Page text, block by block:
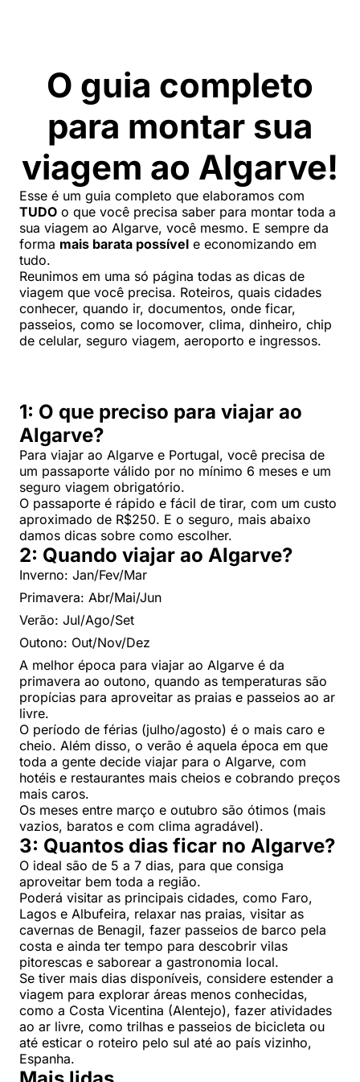
O guia completo
para montar sua
viagem ao Algarve!
Esse é um guia completo que elaboramos com
TUDO o que você precisa saber para montar toda a
sua viagem ao Algarve, você mesmo. E sempre da
forma mais barata possível e economizando em
tudo.
Reunimos em uma só página todas as dicas de
viagem que você precisa. Roteiros, quais cidades
conhecer, quando ir, documentos, onde ficar,
passeios, como se locomover, clima, dinheiro, chip
de celular, seguro viagem, aeroporto e ingressos.
1: O que preciso para viajar ao
Algarve?
Para viajar ao Algarve e Portugal, você precisa de
um passaporte válido por no mínimo 6 meses e um
seguro viagem obrigatório.
O passaporte é rápido e fácil de tirar, com um custo
aproximado de R$250. E o seguro, mais abaixo
damos dicas sobre como escolher.
2: Quando viajar ao Algarve?
Inverno: Jan/Fev/Mar
Primavera: Abr/Mai/Jun
Verão: Jul/Ago/Set
Outono: Out/Nov/Dez
A melhor época para viajar ao Algarve é da
primavera ao outono, quando as temperaturas são
propícias para aproveitar as praias e passeios ao ar
livre.
O período de férias (julho/agosto) é o mais caro e
cheio. Além disso, o verão é aquela época em que
toda a gente decide viajar para o Algarve, com
hotéis e restaurantes mais cheios e cobrando preços
mais caros.
Os meses entre março e outubro são ótimos (mais
vazios, baratos e com clima agradável).
3: Quantos dias ficar no Algarve?
O ideal são de 5 a 7 dias, para que consiga
aproveitar bem toda a região.
Poderá visitar as principais cidades, como Faro,
Lagos e Albufeira, relaxar nas praias, visitar as
cavernas de Benagil, fazer passeios de barco pela
costa e ainda ter tempo para descobrir vilas
pitorescas e saborear a gastronomia local.
Se tiver mais dias disponíveis, considere estender a
viagem para explorar áreas menos conhecidas,
como a Costa Vicentina (Alentejo), fazer atividades
ao ar livre, como trilhas e passeios de bicicleta ou
até esticar o roteiro pelo sul até ao país vizinho,
Espanha.